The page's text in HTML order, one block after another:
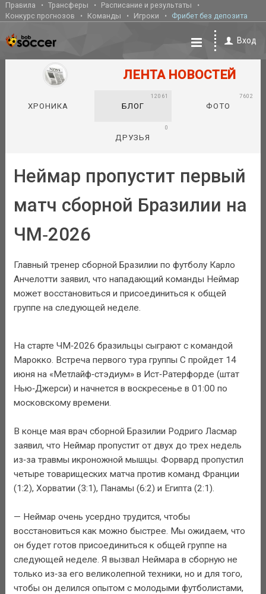
Правила Трансферы
Расписание и результаты
Конкурс прогнозов
Команды Игроки Фрибет без депозита
Вход
ЛЕНТА НОВОСТЕЙ
ХРОНИКА БЛОГ
12061
ФОТО
7602
ДРУЗЬЯ
0
Неймар пропустит первый
матч сборной Бразилии на
ЧМ‑2026
Главный тренер сборной Бразилии по футболу Карло
Анчелотти заявил, что нападающий команды Неймар
может восстановиться и присоединиться к общей
группе на следующей неделе.
На старте ЧМ‑2026 бразильцы сыграют с командой
Марокко. Встреча первого тура группы C пройдет 14
июня на «Метлайф‑стэдиум» в Ист‑Ратерфорде (штат
Нью‑Джерси) и начнется в воскресенье в 01:00 по
московскому времени.
В конце мая врач сборной Бразилии Родриго Ласмар
заявил, что Неймар пропустит от двух до трех недель
из‑за травмы икроножной мышцы. Форвард пропустил
четыре товарищеских матча против команд Франции
(1:2), Хорватии (3:1), Панамы (6:2) и Египта (2:1).
— Неймар очень усердно трудится, чтобы
восстановиться как можно быстрее. Мы ожидаем, что
он будет готов присоединиться к общей группе на
следующей неделе. Я вызвал Неймара в сборную не
только из‑за его великолепной техники, но и для того,
чтобы он делился опытом с молодыми футболистами,